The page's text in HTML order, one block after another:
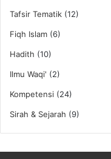
Tafsir Tematik (12)
Fiqh Islam (6)
Hadith (10)
Ilmu Waqi' (2)
Kompetensi (24)
Sirah & Sejarah (9)